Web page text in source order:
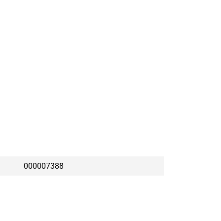
000007388